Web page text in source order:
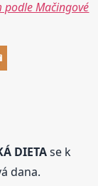
Mačingové
DIETAse k
dana.